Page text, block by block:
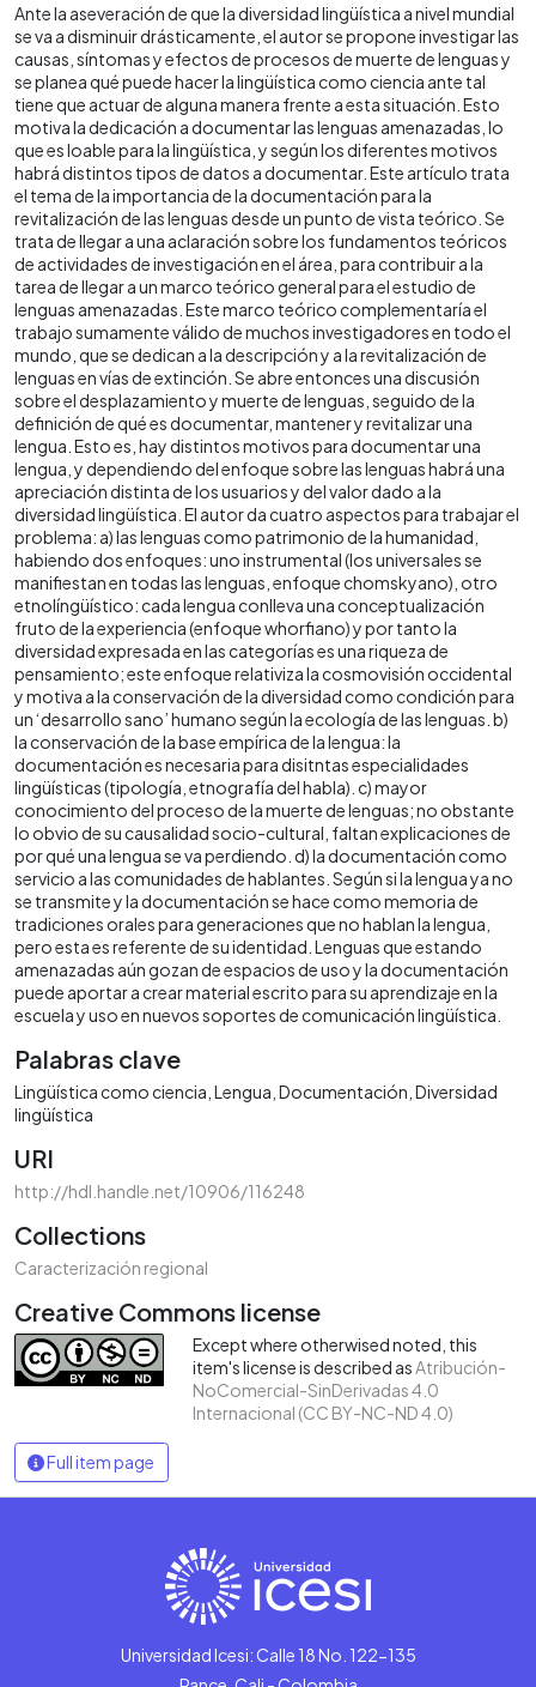
Ante la aseveración de que la diversidad lingüística a nivel mundial
se va a disminuir drásticamente, el autor se propone investigar las
causas, síntomas y efectos de procesos de muerte de lenguas y
se planea qué puede hacer la lingüística como ciencia ante tal
tiene que actuar de alguna manera frente a esta situación. Esto
motiva la dedicación a documentar las lenguas amenazadas, lo
que es loable para la lingüística, y según los diferentes motivos
habrá distintos tipos de datos a documentar. Este artículo trata
el tema de la importancia de la documentación para la
revitalización de las lenguas desde un punto de vista teórico. Se
trata de llegar a una aclaración sobre los fundamentos teóricos
de actividades de investigación en el área, para contribuir a la
tarea de llegar a un marco teórico general para el estudio de
lenguas amenazadas. Este marco teórico complementaría el
trabajo sumamente válido de muchos investigadores en todo el
mundo, que se dedican a la descripción y a la revitalización de
lenguas en vías de extinción. Se abre entonces una discusión
sobre el desplazamiento y muerte de lenguas, seguido de la
definición de qué es documentar, mantener y revitalizar una
lengua. Esto es, hay distintos motivos para documentar una
lengua, y dependiendo del enfoque sobre las lenguas habrá una
apreciación distinta de los usuarios y del valor dado a la
diversidad lingüística. El autor da cuatro aspectos para trabajar el
problema: a) las lenguas como patrimonio de la humanidad,
habiendo dos enfoques: uno instrumental (los universales se
manifiestan en todas las lenguas, enfoque chomskyano), otro
etnolíngüístico: cada lengua conlleva una conceptualización
fruto de la experiencia (enfoque whorfiano) y por tanto la
diversidad expresada en las categorías es una riqueza de
pensamiento; este enfoque relativiza la cosmovisión occidental
y motiva a la conservación de la diversidad como condición para
un ‘desarrollo sano’ humano según la ecología de las lenguas. b)
la conservación de la base empírica de la lengua: la
documentación es necesaria para disitntas especialidades
lingüísticas (tipología, etnografía del habla). c) mayor
conocimiento del proceso de la muerte de lenguas; no obstante
lo obvio de su causalidad socio-cultural, faltan explicaciones de
por qué una lengua se va perdiendo. d) la documentación como
servicio a las comunidades de hablantes. Según si la lengua ya no
se transmite y la documentación se hace como memoria de
tradiciones orales para generaciones que no hablan la lengua,
pero esta es referente de su identidad. Lenguas que estando
amenazadas aún gozan de espacios de uso y la documentación
puede aportar a crear material escrito para su aprendizaje en la
escuela y uso en nuevos soportes de comunicación lingüística.
Palabras clave
Lingüística como ciencia Lengua Documentación Diversidad
lingüística
URI
http://hdl.handle.net/10906/116248
Collections
Caracterización regional
Creative Commons license
Except where otherwised noted, this
item's license is described asAtribución-
NoComercial-SinDerivadas 4.0
Internacional (CC BY-NC-ND 4.0)
Full item page
Universidad Icesi: Calle 18 No. 122-135